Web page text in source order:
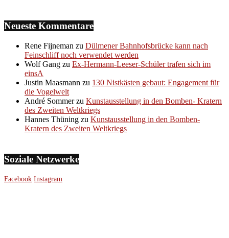
Neueste Kommentare
Rene Fijneman zu Dülmener Bahnhofsbrücke kann nach
Feinschliff noch verwendet werden
Wolf Gang zu Ex-Hermann-Leeser-Schüler trafen sich im
einsA
Justin Maasmann zu 130 Nistkästen gebaut: Engagement für
die Vogelwelt
André Sommerzu Kunstausstellung in den Bomben- Kratern
des Zweiten Weltkriegs
Hannes Thüning zu Kunstausstellung in den Bomben-
Kratern des Zweiten Weltkriegs
Soziale Netzwerke
Facebook Instagram